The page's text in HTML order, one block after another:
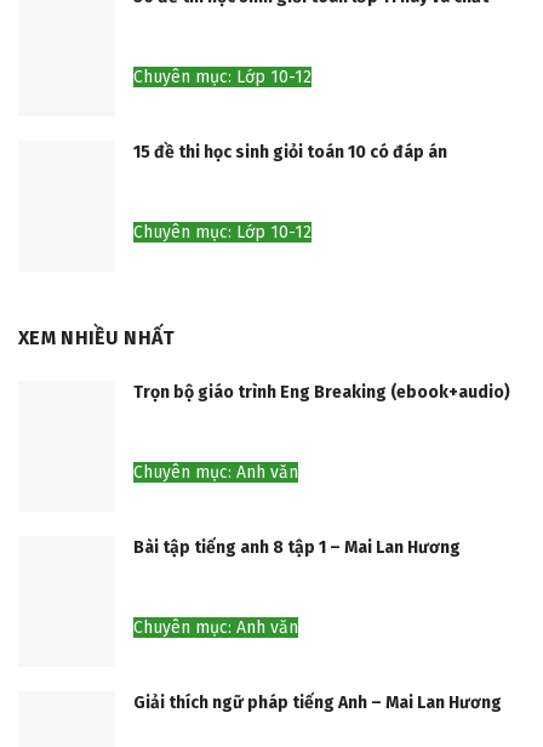
Chuyên mục: Lớp 10-12
15 đề thi học sinh giỏi toán 10 có đáp án
Chuyên mục: Lớp 10-12
XEM NHIỀU NHẤT
Trọn bộ giáo trình Eng Breaking (ebook+audio)
Chuyên mục: Anh văn
Bài tập tiếng anh 8 tập 1 – Mai Lan Hương
Chuyên mục: Anh văn
Giải thích ngữ pháp tiếng Anh – Mai Lan Hương